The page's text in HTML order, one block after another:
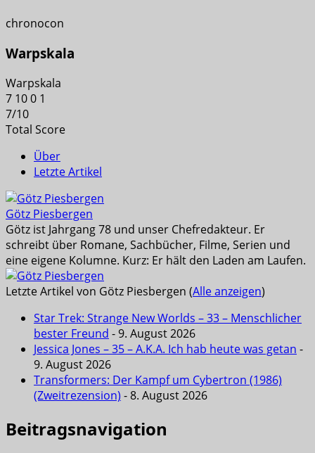
chronocon
Warpskala
Warpskala
7 100 1
7/10
Total Score
Über
Letzte Artikel
Götz Piesbergen
Götz ist Jahrgang 78 und unser Chefredakteur. Er
schreibt über Romane, Sachbücher, Filme, Serien und
eine eigene Kolumne. Kurz: Er hält den Laden am Laufen.
Letzte Artikel von Götz Piesbergen (Alle anzeigen)
Star Trek: Strange New Worlds – 33 – Menschlicher
bester Freund - 9. August 2026
Jessica Jones – 35 – A.K.A. Ich hab heute was getan -
9. August 2026
Transformers: Der Kampf um Cybertron (1986)
(Zweitrezension) - 8. August 2026
Beitragsnavigation